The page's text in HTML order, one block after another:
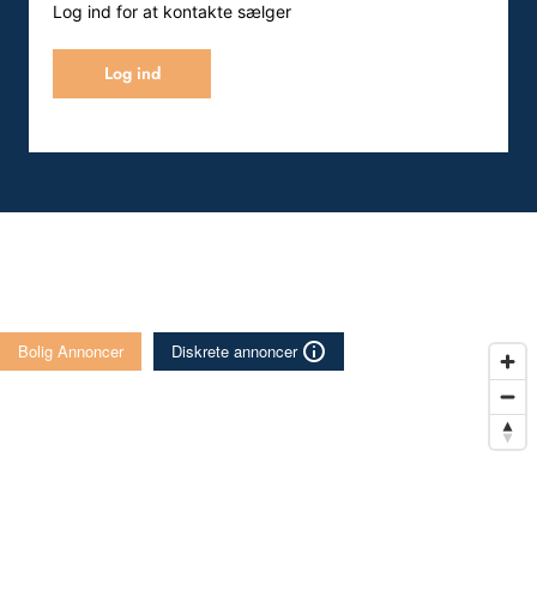
Log ind for at kontakte sælger
Log ind
Bolig Annoncer Diskrete annoncer